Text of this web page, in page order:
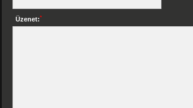
Üzenet:*